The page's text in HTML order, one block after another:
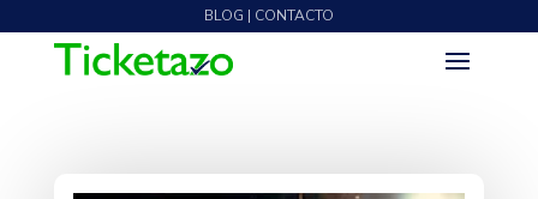
BLOG | CONTACTO